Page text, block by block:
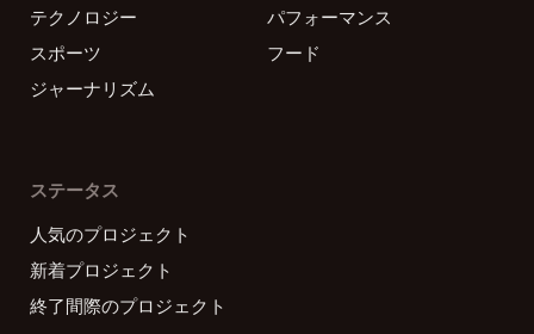
テクノロジー
パフォーマンス
スポーツ
フード
ジャーナリズム
ステータス
人気のプロジェクト
新着プロジェクト
終了間際のプロジェクト